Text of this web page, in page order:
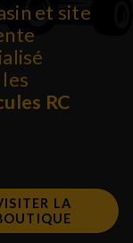
et site
RC
LA